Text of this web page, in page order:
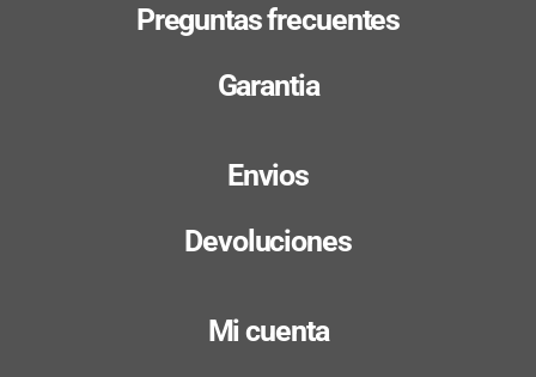
Preguntas frecuentes
Garantia
Envios
Devoluciones
Mi cuenta